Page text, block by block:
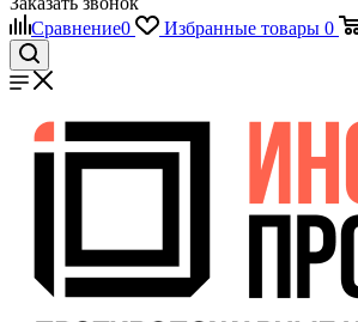
Сравнение0 Избранные товары 0